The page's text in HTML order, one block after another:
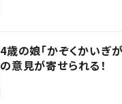
4歳の娘「かぞくかいぎ
の意見が寄せられる！